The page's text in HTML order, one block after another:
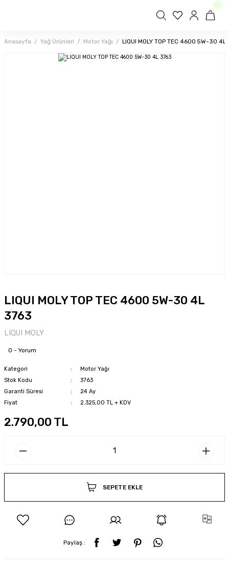
Anasayfa Yağ Ürünleri Motor Yağı LIQUI MOLY TOP TEC 4600 5W-30 4L
LIQUI MOLY TOP TEC 4600 5W-30 4L
3763
LIQUI MOLY
0 - Yorum
Kategori
Motor Yağı
Stok Kodu
3763
Garanti Süresi
24 Ay
Fiyat
2.325,00 TL + KDV
2.790,00 TL
SEPETE EKLE
Paylaş :